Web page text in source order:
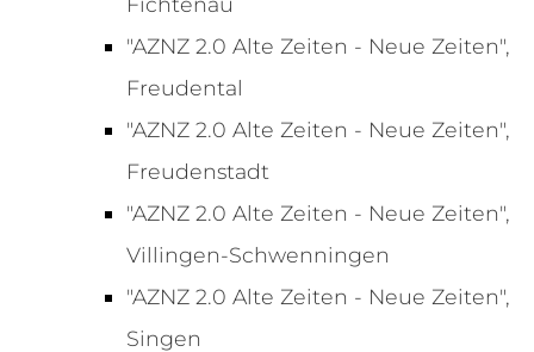
"AZNZ 2.0 Alte Zeiten - Neue Zeiten",
Freudental
"AZNZ 2.0 Alte Zeiten - Neue Zeiten",
Freudenstadt
"AZNZ 2.0 Alte Zeiten - Neue Zeiten",
Villingen-Schwenningen
"AZNZ 2.0 Alte Zeiten - Neue Zeiten",
Singen